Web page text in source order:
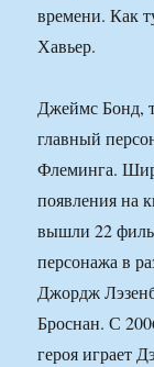
времени. Как
Хавьер.
Джеймс Бонд,
главный
Флеминга.
появления на
вышли 22
персонажа в
Джордж
Броснан. С
героя играет